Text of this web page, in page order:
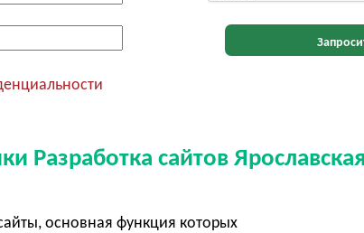
Разработка сайтов
основная функция которых